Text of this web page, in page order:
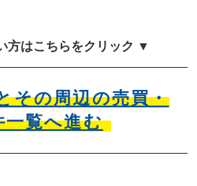
方はこちらをクリック ▼
その周辺の売買・
一覧へ進む